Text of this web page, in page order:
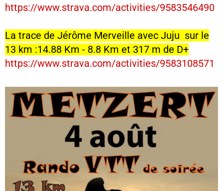
https://www.strava.com/activities/9583546490
La trace de Jérôme Merveille avec Juju sur le
13 km :14.88 Km - 8.8 Km et 317 m de D+
https://www.strava.com/activities/9583108571